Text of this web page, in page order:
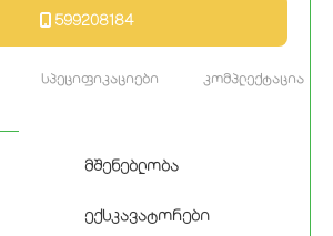
სპეციფიკაციები კომპლექტაცია
მშენებლობა
ექსკავატორები
599208184